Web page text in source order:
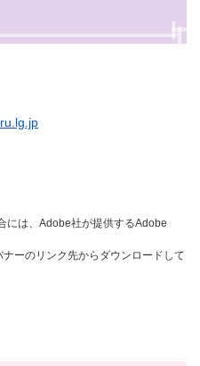
には、Adobe社が提供するAdobe
ーのリンク先からダウンロードして